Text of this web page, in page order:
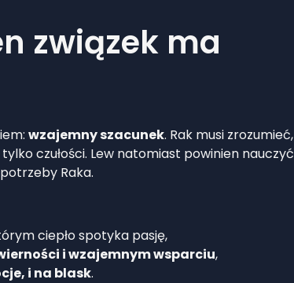
związek ma
wzajemny szacunek. Rak musi zrozumieć,
czułości. Lew natomiast powinien nauczyć
Raka.
ciepło spotyka pasję,
i wzajemnym wsparciu,
i na blask.